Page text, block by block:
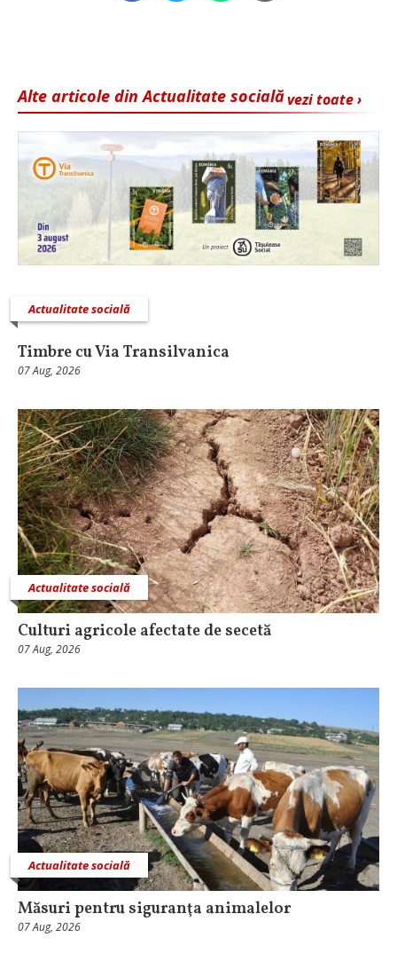
vezi toate ›
Alte articole din Actualitate socială
Actualitate socială
Timbre cu Via Transilvanica
07 Aug, 2026
Actualitate socială
Culturi agricole afectate de secetă
07 Aug, 2026
Actualitate socială
Măsuri pentru siguranţa animalelor
07 Aug, 2026